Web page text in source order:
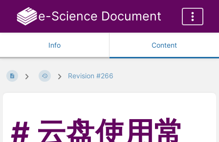
e-Science Document
Info Content
Revision #266
云盘使用常